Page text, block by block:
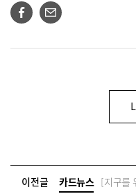
이전글 카드뉴스 [지구를